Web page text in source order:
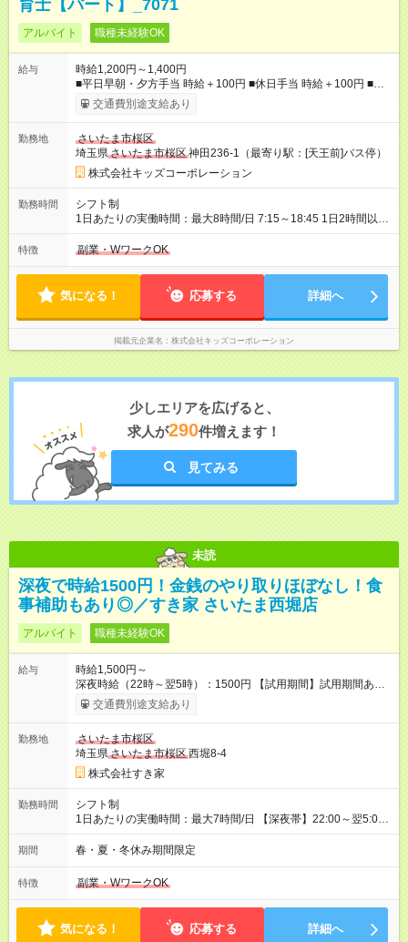
育士【パート】_7071
アルバイト 職種未経験OK
給与
時給1,200円～1,400円
■平日早朝・夕方手当 時給＋100円 ■休日手当 時給＋100円 ■特
別期間手当（GW、お盆、年末年始※会社カレンダーによる） 時
給＋200円 ■処遇改善手当（社保加入あり：9500円/月、社保加
さ：3ヶ月 雇用形態、給与は本採用時と同じです。
交通費別途支給あり
勤務地
さいたま市桜区
埼玉県さいたま市桜区神田236-1（最寄り駅：[天王前]バス停）
株式会社キッズコーポレーション
勤務時間
シフト制
1日あたりの実働時間：最大8時間/日 7:15～18:45 1日2時間以
上、週3日以上 ＊早番7:15～、遅番18:45までどちらか入れる方
＊休憩は法定通り（6時間を超える場合は45分、8時間を超える
する場合があります
特徴 副業・WワークOK
気になる！ 応募する 詳細へ
掲載元企業名 株式会社キッズコーポレーション
少しエリアを広げると、
求人が290件増えます！
見てみる
未読
深夜で時給1500円！金銭のやり取りほぼなし！食
事補助もあり◎／すき家 さいたま西堀店
アルバイト 職種未経験OK
給与
時給1,500円～
深夜時給（22時～翌5時）：1500円 【試用期間】試用期間あり
試用期間の長さ：1ヶ月 雇用形態、給与は本採用時と同じです。
試用期間の実態は30日（※条件変更なし）ですが、切り上げで
同時給）
交通費別途支給あり
勤務地
さいたま市桜区
埼玉県さいたま市桜区西堀8-4
株式会社すき家
勤務時間
シフト制
1日あたりの実働時間：最大7時間/日 【深夜帯】22:00～翌5:00
週2日～・1日2h～OK◎ ※22:00から翌5:00までは18歳以上の方
のみ勤務可能です（18歳未満の深夜業務禁止のため） ★深夜で
す。 必ず、2名以上での勤務を行いますので、安心して働けま
す。
期間 春・夏・冬休み期間限定
特徴 副業・WワークOK
気になる！ 応募する 詳細へ